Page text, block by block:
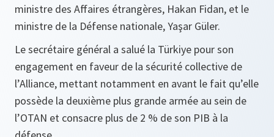
ministre des Affaires étrangères, Hakan Fidan, et le
ministre de la Défense nationale, Yaşar Güler.
Le secrétaire général a salué la Türkiye pour son
engagement en faveur de la sécurité collective de
l’Alliance, mettant notamment en avant le fait qu’elle
possède la deuxième plus grande armée au sein de
l’OTAN et consacre plus de 2 % de son PIB à la